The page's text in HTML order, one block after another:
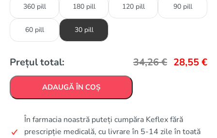
360 pill 180 pill 120 pill 90 pill
60 pill 30 pill
Prețul total: 34,26€ 28,55€
ADAUGĂ ÎN COȘ
În farmacia noastră puteți cumpăra Keflex fără
prescripție medicală, cu livrare în 5-14 zile în toată